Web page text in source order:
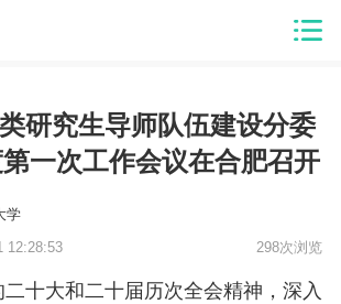
研究生导师队伍建设分委
一次工作会议在合肥召开
学
12:28:53 298次浏览
十大和二十届历次全会精神，深入